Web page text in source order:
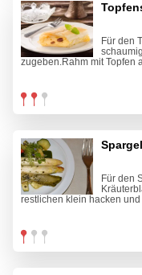
Für den
zugeben.Rahm mit Topfen
Für den
restlichen klein hacken